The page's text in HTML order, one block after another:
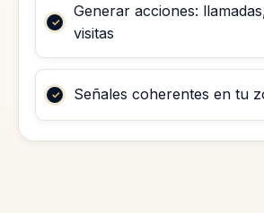
Generar acciones:
visitas
Señales coherentes en tu